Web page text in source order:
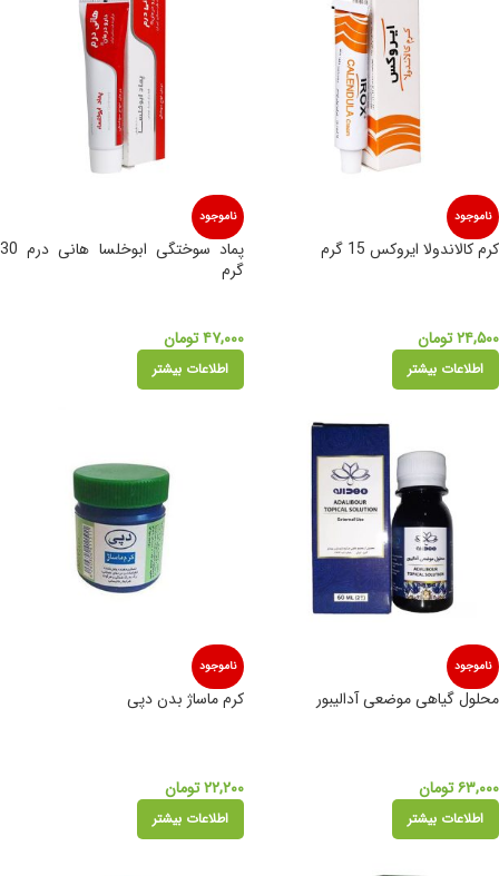
ناموجود
کرم کالاندولا ایروکس 15 گرم
۲۴,۵۰۰تومان
اطلاعات بیشتر
ناموجود
پماد سوختگی ابوخلسا‌ هانی درم 30
گرم
۴۷,۰۰۰تومان
اطلاعات بیشتر
ناموجود
محلول گیاهی موضعی آدالیبور
۶۳,۰۰۰تومان
اطلاعات بیشتر
ناموجود
کرم ماساژ بدن دپی
۲۲,۲۰۰تومان
اطلاعات بیشتر